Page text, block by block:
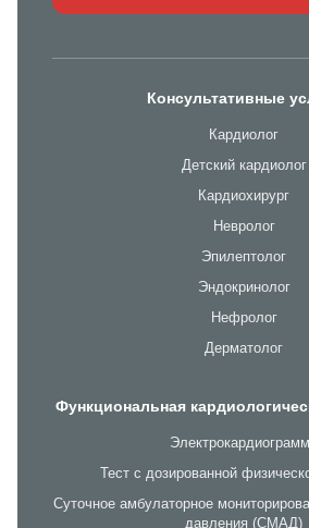
Консультативные
Кардиолог
Детский кардиолог
Кардиохирург
Невролог
Эпилептолог
Эндокринолог
Нефролог
Дерматолог
Функциональная
Тест с дозированной
Суточное амбулаторное
давления (СМАД)